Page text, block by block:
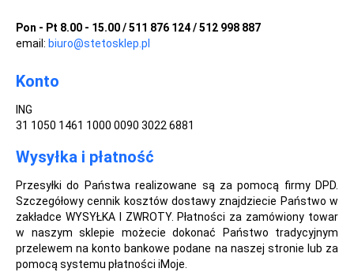
Pon - Pt 8.00 - 15.00 / 511 876 124 / 512 998 887
email: biuro@stetosklep.pl
Konto
ING
31 1050 1461 1000 0090 3022 6881
Wysyłka i płatność
Przesyłki do Państwa realizowane są za pomocą firmy DPD.
Szczegółowy cennik kosztów dostawy znajdziecie Państwo w
zakładce WYSYŁKA I ZWROTY. Płatności za zamówiony towar
w naszym sklepie możecie dokonać Państwo tradycyjnym
przelewem na konto bankowe podane na naszej stronie lub za
pomocą systemu płatności iMoje.